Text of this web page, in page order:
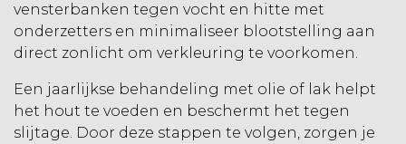
vensterbanken tegen vocht en hitte met
onderzetters en minimaliseer blootstelling aan
direct zonlicht om verkleuring te voorkomen.
Een jaarlijkse behandeling met olie of lak helpt
het hout te voeden en beschermt het tegen
slijtage. Door deze stappen te volgen, zorgen je